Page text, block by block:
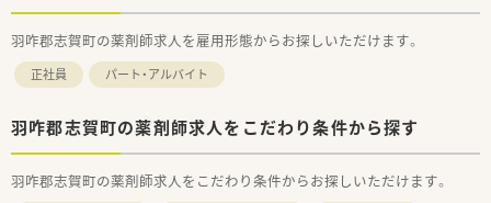
羽咋郡志賀町の薬剤師求人を雇用形態からお探しいただけます。
正社員 パート・アルバイト
羽咋郡志賀町の薬剤師求人をこだわり条件から探す
羽咋郡志賀町の薬剤師求人をこだわり条件からお探しいただけます。